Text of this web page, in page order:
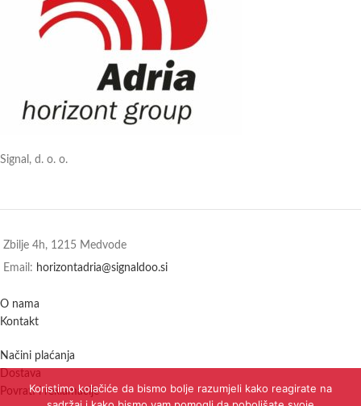
Signal, d. o. o.
Zbilje 4h, 1215 Medvode
Email: horizontadria@signaldoo.si
O nama
Kontakt
Načini plaćanja
Dostava
Povrati i reklamacije
Koristimo kolačiće da bismo bolje razumjeli kako reagirate na